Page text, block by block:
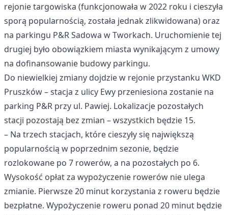
rejonie targowiska (funkcjonowała w 2022 roku i cieszyła
sporą popularnością, została jednak zlikwidowana) oraz
na parkingu P&R Sadowa w Tworkach. Uruchomienie tej
drugiej było obowiązkiem miasta wynikającym z umowy
na dofinansowanie budowy parkingu.
Do niewielkiej zmiany dojdzie w rejonie przystanku WKD
Pruszków – stacja z ulicy Ewy przeniesiona zostanie na
parking P&R przy ul. Pawiej. Lokalizacje pozostałych
stacji pozostają bez zmian – wszystkich będzie 15.
– Na trzech stacjach, które cieszyły się największą
popularnością w poprzednim sezonie, będzie
rozlokowane po 7 rowerów, a na pozostałych po 6.
Wysokość opłat za wypożyczenie rowerów nie ulega
zmianie. Pierwsze 20 minut korzystania z roweru będzie
bezpłatne. Wypożyczenie roweru ponad 20 minut będzie